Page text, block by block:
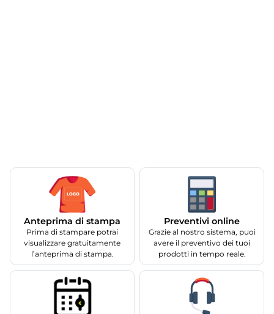
Anteprima di stampa
Prima di stampare potrai
visualizzare gratuitamente
l’anteprima di stampa.
Preventivi online
Grazie al nostro sistema, puoi
avere il preventivo dei tuoi
prodotti in tempo reale.